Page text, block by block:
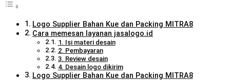
Logo Supplier Bahan Kue dan Packing MITRA8
Cara memesan layanan jasalogo.id
1. Isi materi desain
2. Pembayaran
3. Review desain
4. Desain logo dikirim
Logo Supplier Bahan Kue dan Packing MITRA8